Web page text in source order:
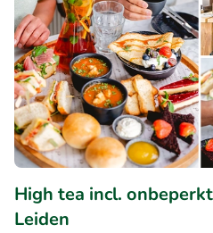
High tea incl.
Leiden